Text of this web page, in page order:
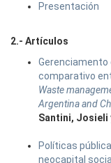
Presentación
2.- Artículos
comparativo
Waste
Argentina and
Santini, Josieli
Políticas
neocapital